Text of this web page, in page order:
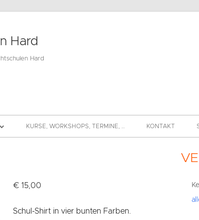
Hard
Hard
KURSE, WORKSHOPS, TERMINE, … KONTAKT
€ 15,00
Schul-Shirt in vier bunten Farben.